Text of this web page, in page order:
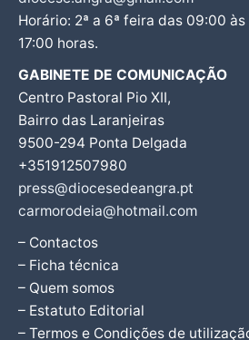
Horário: 2ª a 6ª feira das 09:00
17:00 horas.
GABINETE DE COMUNICAÇÃO
Centro Pastoral Pio XII,
Bairro das Laranjeiras
9500-294 Ponta Delgada
+351912507980
press@diocesedeangra.pt
carmorodeia@hotmail.com
– Contactos
– Ficha técnica
– Quem somos
– Estatuto Editorial
– Termos e Condições de